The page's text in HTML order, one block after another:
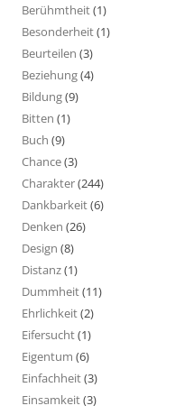
Berühmtheit(1)
Besonderheit(1)
Beurteilen (3)
Beziehung(4)
Bildung(9)
Bitten (1)
Buch (9)
Chance(3)
Charakter(244)
Dankbarkeit(6)
Denken (26)
Design (8)
Distanz(1)
Dummheit(11)
Ehrlichkeit(2)
Eifersucht(1)
Eigentum (6)
Einfachheit(3)
Einsamkeit(3)